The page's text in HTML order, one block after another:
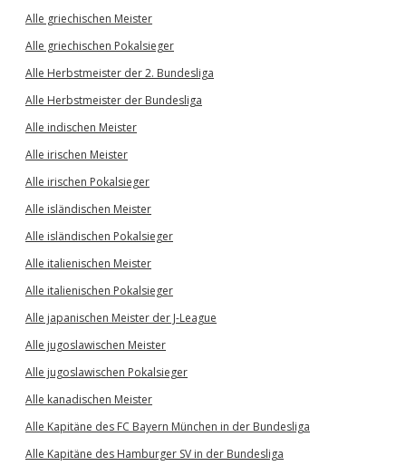
Alle griechischen Meister
Alle griechischen Pokalsieger
Alle Herbstmeister der 2. Bundesliga
Alle Herbstmeister der Bundesliga
Alle indischen Meister
Alle irischen Meister
Alle irischen Pokalsieger
Alle isländischen Meister
Alle isländischen Pokalsieger
Alle italienischen Meister
Alle italienischen Pokalsieger
Alle japanischen Meister der J-League
Alle jugoslawischen Meister
Alle jugoslawischen Pokalsieger
Alle kanadischen Meister
Alle Kapitäne des FC Bayern München in der Bundesliga
Alle Kapitäne des Hamburger SV in der Bundesliga